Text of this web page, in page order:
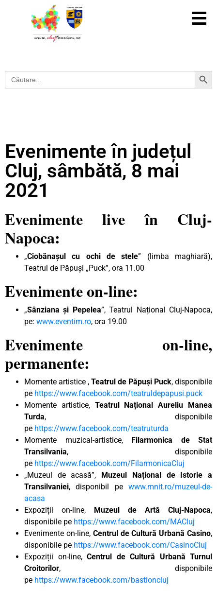
Search
for:
Search Button
Evenimente în județul
Cluj, sâmbătă, 8 mai
2021
Evenimente live în Cluj-
Napoca:
„Ciobănașul cu ochi de stele” (limba maghiară),
Teatrul de Păpuși „Puck”, ora 11.00
Evenimente on-line:
„Sânziana și Pepelea”, Teatrul Național Cluj-Napoca,
pe: www.eventim.ro, ora 19.00
Evenimente on-line,
permanente:
Momente artistice , Teatrul de Păpuși Puck, disponibile
pe https://www.facebook.com/teatruldepapusi.puck
Momente artistice, Teatrul Național Aureliu Manea
Turda, disponibile
pe https://www.facebook.com/teatruturda
Momente muzical-artistice, Filarmonica de Stat
Transilvania, disponibile
pe https://www.facebook.com/FilarmonicaCluj
„Muzeul de acasă”, Muzeul Național de Istorie a
Transilvaniei, disponibil pe www.mnit.ro/muzeul-de-
acasa
Expoziții on-line, Muzeul de Artă Cluj-Napoca,
disponibile pe https://www.facebook.com/MACluj
Evenimente on-line, Centrul de Cultură Urbană Casino,
disponibile pe https://www.facebook.com/CasinoCluj
Expoziții on-line, Centrul de Cultură Urbană Turnul
Croitorilor, disponibile
pe https://www.facebook.com/bastioncluj